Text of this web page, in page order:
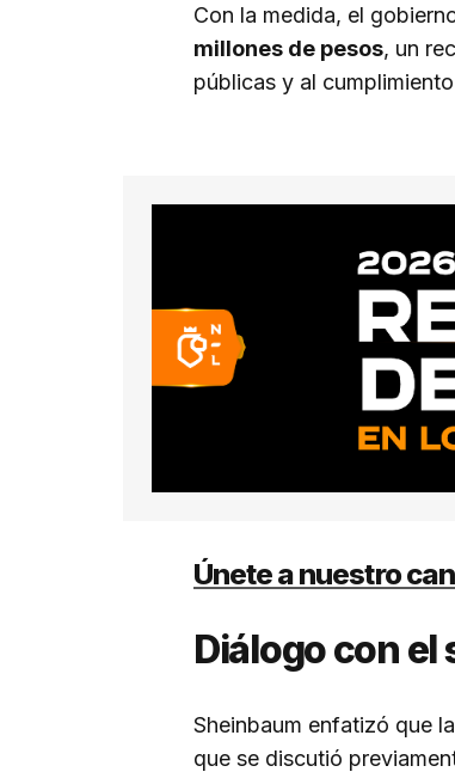
Con la medida, el
millones de pesos, un
públicas y al
Únete a nuestro
Diálogo con
Sheinbaum enfatizó que
que se discutió